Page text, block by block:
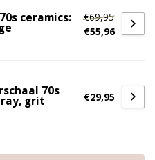
ceramics:
€69,95
€55,96
70s
grit €29,95